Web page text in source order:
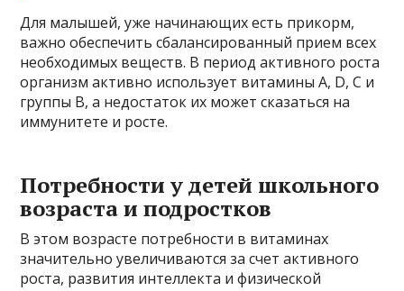
Для малышей, уже начинающих есть прикорм,
важно обеспечить сбалансированный прием всех
необходимых веществ. В период активного роста
организм активно использует витамины А, D, C и
группы В, а недостаток их может сказаться на
иммунитете и росте.
Потребности у детей школьного
возраста и подростков
В этом возрасте потребности в витаминах
значительно увеличиваются за счет активного
роста, развития интеллекта и физической